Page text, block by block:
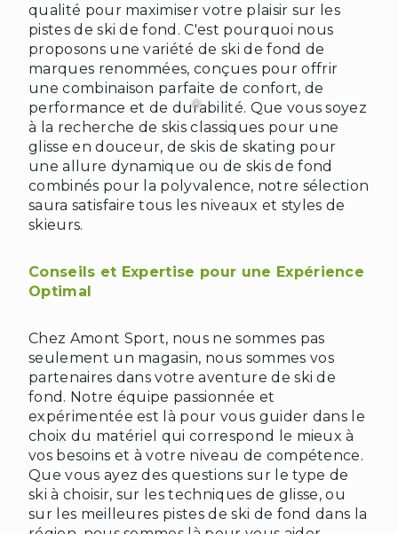
qualité pour maximiser votre plaisir sur les
pistes de ski de fond. C'est pourquoi nous
proposons une variété de ski de fond de
marques renommées, conçues pour offrir
une combinaison parfaite de confort, de
performance et de durabilité. Que vous soyez
à la recherche de skis classiques pour une
glisse en douceur, de skis de skating pour
une allure dynamique ou de skis de fond
combinés pour la polyvalence, notre sélection
saura satisfaire tous les niveaux et styles de
skieurs.
Conseils et Expertise pour une Expérience
Optimal
Chez Amont Sport, nous ne sommes pas
seulement un magasin, nous sommes vos
partenaires dans votre aventure de ski de
fond. Notre équipe passionnée et
expérimentée est là pour vous guider dans le
choix du matériel qui correspond le mieux à
vos besoins et à votre niveau de compétence.
Que vous ayez des questions sur le type de
ski à choisir, sur les techniques de glisse, ou
sur les meilleures pistes de ski de fond dans la